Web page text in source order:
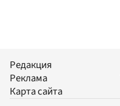
Редакция
Реклама
Карта сайта